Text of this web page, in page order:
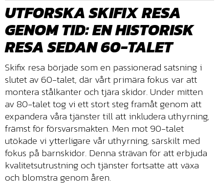
UTFORSKA SKIFIX RESA
GENOM TID: EN HISTORISK
RESA SEDAN 60-TALET
Skifix resa började som en passionerad satsning i
slutet av 60-talet, där vårt primära fokus var att
montera stålkanter och tjära skidor. Under mitten
av 80-talet tog vi ett stort steg framåt genom att
expandera våra tjänster till att inkludera uthyrning,
främst för försvarsmakten. Men mot 90-talet
utökade vi ytterligare vår uthyrning, särskilt med
fokus på barnskidor. Denna strävan för att erbjuda
kvalitetsutrustning och tjänster fortsatte att växa
och blomstra genom åren.